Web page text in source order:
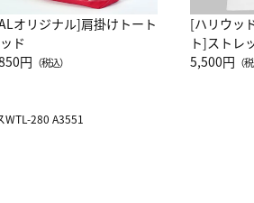
オリジナル]肩掛けトート
ド
円 （税込）
[ハリウッ
ト]ストレ
ーネック別
5,500円 （
WTL-280 A3551